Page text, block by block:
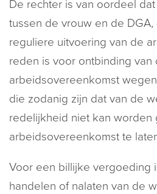
De rechter is van oordeel
tussen de vrouw en de
reguliere uitvoering van de
reden is voor ontbinding van
arbeidsovereenkomst
die zodanig zijn dat van de
redelijkheid niet kan worden
arbeidsovereenkomst te
Voor een billijke vergoeding
handelen of nalaten van de